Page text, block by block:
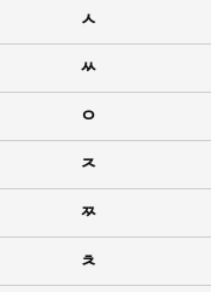
ㅅ
ㅆ
ㅇ
ㅈ
ㅉ
ㅊ